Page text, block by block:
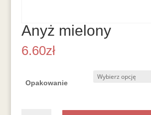
Anyż mielony
6.60zł
Opakowanie